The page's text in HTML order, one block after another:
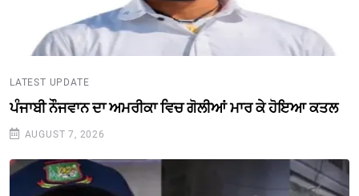
LATEST UPDATE
ਪੰਜਾਬੀ ਨੌਜਵਾਨ ਦਾ ਅਮਰੀਕਾ ਵਿਚ ਗੋਲੀਆਂ ਮਾਰ ਕੇ ਹੋਇਆ ਕਤਲ
AUGUST 7, 2026